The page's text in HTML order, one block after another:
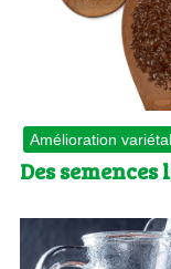
Amélioration
Des